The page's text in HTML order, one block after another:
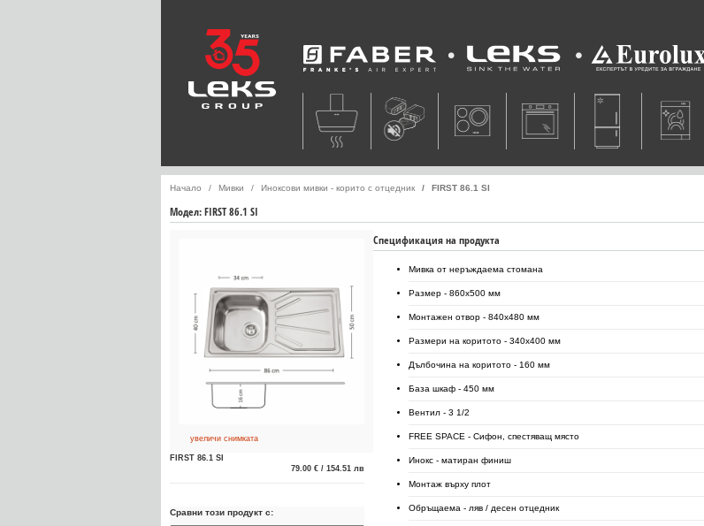
Faber Leks Eurolux
Начало Мивки Иноксови мивки - корито с отцедник FIRST 86.1 SI
Модел:FIRST 86.1 SI
увеличи снимката
FIRST 86.1 SI
79.00 € / 154.51 лв
Сравни този продукт с:
Спецификация на продукта
Мивка от неръждаема стомана
Размер - 860x500 мм
Монтажен отвор - 840x480 мм
Размери на коритото - 340x400 мм
Дълбочина на коритото - 160 мм
База шкаф - 450 мм
Вентил - 3 1/2
FREE SPACE - Сифон, спестяващ място
Инокс - матиран финиш
Монтаж върху плот
Обръщаема - ляв / десен отцедник